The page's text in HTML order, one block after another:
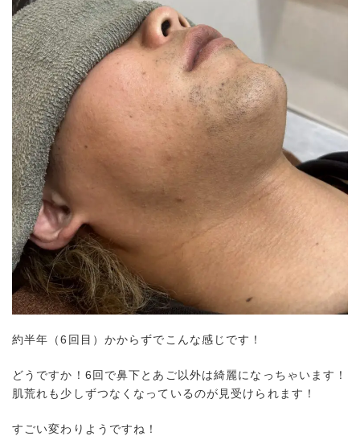
約半年（6回目）かからずでこんな感じです！
どうですか！6回で鼻下とあご以外は綺麗になっちゃいます！
肌荒れも少しずつなくなっているのが見受けられます！
すごい変わりようですね！